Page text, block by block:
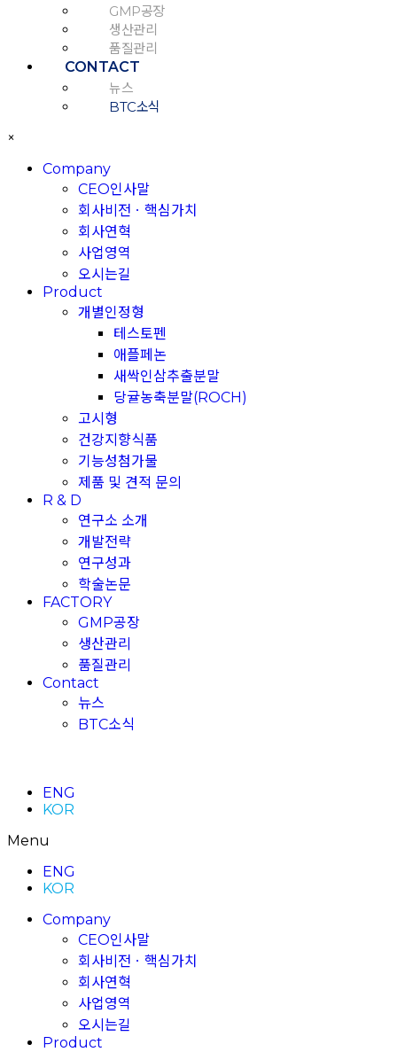
GMP공장
생산관리
품질관리
CONTACT
뉴스
BTC소식
×
Company
CEO인사말
회사비전ㆍ핵심가치
회사연혁
사업영역
오시는길
Product
개별인정형
테스토펜
애플페논
새싹인삼추출분말
당귤농축분말(ROCH)
고시형
건강지향식품
기능성첨가물
제품 및 견적 문의
R & D
연구소 소개
개발전략
연구성과
학술논문
FACTORY
GMP공장
생산관리
품질관리
Contact
뉴스
BTC소식
ENG
KOR
Menu
ENG
KOR
Company
CEO인사말
회사비전ㆍ핵심가치
회사연혁
사업영역
오시는길
Product